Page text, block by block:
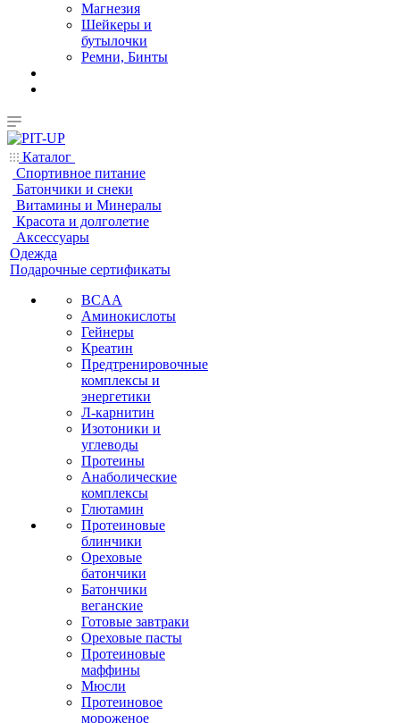
Магнезия
Шейкеры и
бутылочки
Ремни, Бинты
Каталог
Спортивное питание
Батончики и снеки
Витамины и Минералы
Красота и долголетие
Аксессуары
Одежда
Подарочные сертификаты
BCAA
Аминокислоты
Гейнеры
Креатин
Предтренировочные
комплексы и
энергетики
Л-карнитин
Изотоники и
углеводы
Протеины
Анаболические
комплексы
Глютамин
Протеиновые
блинчики
Ореховые
батончики
Батончики
веганские
Готовые завтраки
Ореховые пасты
Протеиновые
маффины
Мюсли
Протеиновое
мороженое